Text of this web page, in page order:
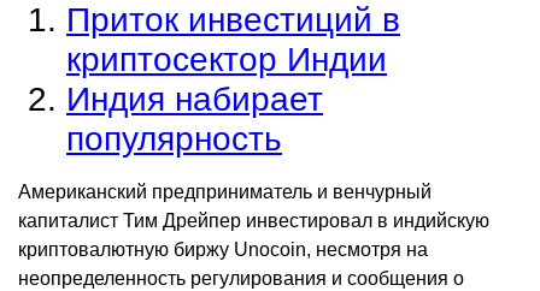
Приток инвестиций в
криптосектор Индии
Индия набирает
популярность
Американский предприниматель и венчурный
капиталист Тим Дрейпер инвестировал в индийскую
криптовалютную биржу Unocoin, несмотря на
неопределенность регулирования и сообщения о